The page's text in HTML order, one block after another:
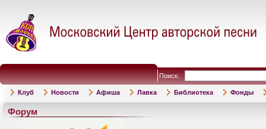
Поиск:
Клуб Новости Афиша Лавка Библиотека Фонды
Форум